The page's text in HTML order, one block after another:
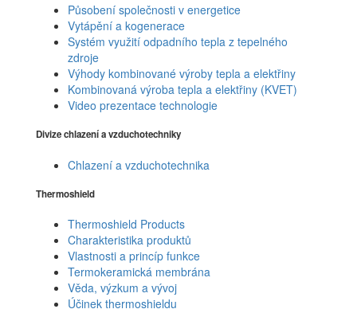
Působení společnosti v energetice
Vytápění a kogenerace
Systém využití odpadního tepla z tepelného
zdroje
Výhody kombinované výroby tepla a elektřiny
Kombinovaná výroba tepla a elektřiny (KVET)
Video prezentace technologie
Divize chlazení a vzduchotechniky
Chlazení a vzduchotechnika
Thermoshield
Thermoshield Products
Charakteristika produktů
Vlastnosti a princíp funkce
Termokeramická membrána
Věda, výzkum a vývoj
Účinek thermoshieldu